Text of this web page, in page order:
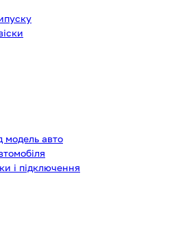
модель авто
і підключення